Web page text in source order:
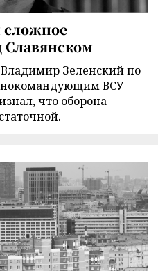
сложное
Зеленский по
ВСУ
что оборона